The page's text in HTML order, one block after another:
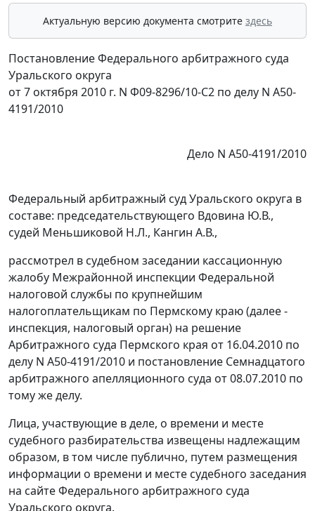
Актуальную версию документа смотрите здесь
Постановление Федерального арбитражного суда
Уральского округа
от 7 октября 2010 г. N Ф09-8296/10-С2 по делу N А50-
4191/2010
Дело N А50-4191/2010
Федеральный арбитражный суд Уральского округа в
составе: председательствующего Вдовина Ю.В.,
судей Меньшиковой Н.Л., Кангин А.В.,
рассмотрел в судебном заседании кассационную
жалобу Межрайонной инспекции Федеральной
налоговой службы по крупнейшим
налогоплательщикам по Пермскому краю (далее -
инспекция, налоговый орган) на решение
Арбитражного суда Пермского края от 16.04.2010 по
делу N А50-4191/2010 и постановление Семнадцатого
арбитражного апелляционного суда от 08.07.2010 по
тому же делу.
Лица, участвующие в деле, о времени и месте
судебного разбирательства извещены надлежащим
образом, в том числе публично, путем размещения
информации о времени и месте судебного заседания
на сайтеФедерального арбитражного суда
Уральского округа.